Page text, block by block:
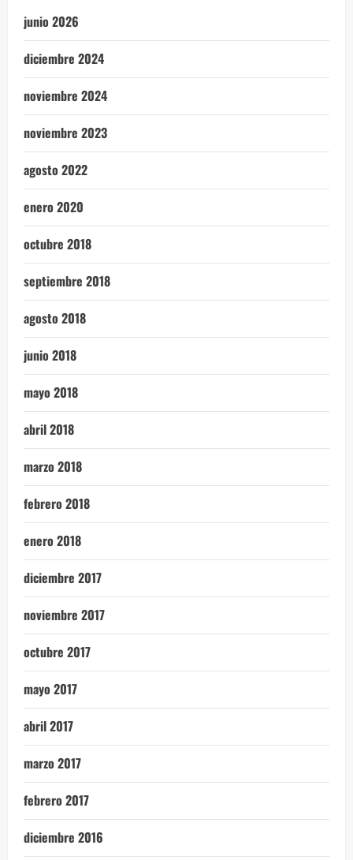
junio 2026
diciembre 2024
noviembre 2024
noviembre 2023
agosto 2022
enero 2020
octubre 2018
septiembre 2018
agosto 2018
junio 2018
mayo 2018
abril 2018
marzo 2018
febrero 2018
enero 2018
diciembre 2017
noviembre 2017
octubre 2017
mayo 2017
abril 2017
marzo 2017
febrero 2017
diciembre 2016